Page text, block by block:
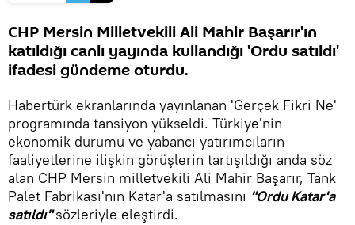
CHP Mersin Milletvekili Ali Mahir Başarır'ın
katıldığı canlı yayında kullandığı 'Ordu satıldı'
ifadesi gündeme oturdu.
Habertürk ekranlarında yayınlanan 'Gerçek Fikri Ne'
programında tansiyon yükseldi. Türkiye'nin
ekonomik durumu ve yabancı yatırımcıların
faaliyetlerine ilişkin görüşlerin tartışıldığı anda söz
alan CHP Mersin milletvekili Ali Mahir Başarır, Tank
Palet Fabrikası'nın Katar'a satılmasını "Ordu Katar'a
satıldı" sözleriyle eleştirdi.